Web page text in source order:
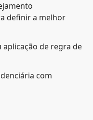
definir a melhor
aplicação de regra de
com